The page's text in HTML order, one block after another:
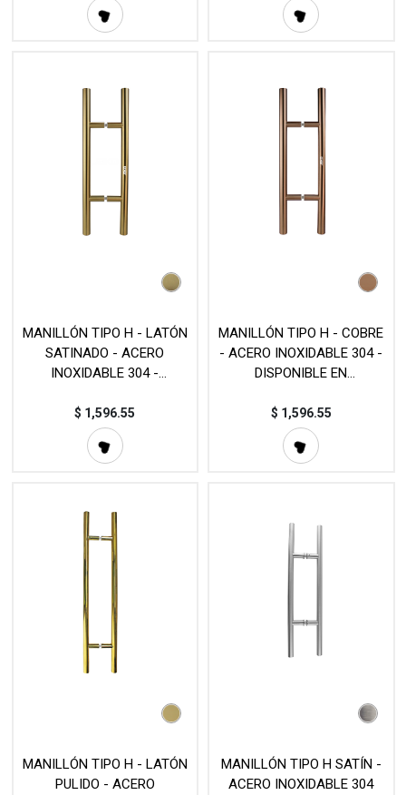
MANILLÓN TIPO H - LATÓN
SATINADO - ACERO
INOXIDABLE 304 -
DIFERENTES MEDIDAS -
MOD. L20 (SET)
$ 1,596.55
MANILLÓN TIPO H - COBRE
- ACERO INOXIDABLE 304 -
DISPONIBLE EN
MOD. L20 (SET)
$ 1,596.55
MANILLÓN TIPO H - LATÓN
PULIDO - ACERO
MANILLÓN TIPO H SATÍN -
ACERO INOXIDABLE 304